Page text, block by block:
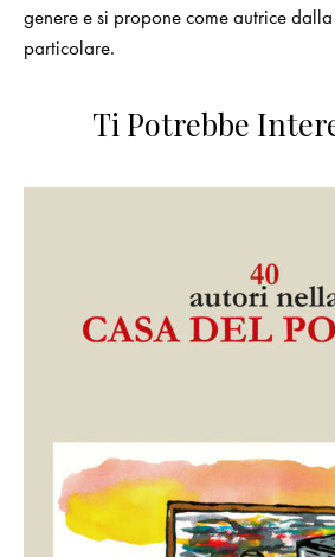
genere e si propone come autrice
particolare.
Ti Potrebbe